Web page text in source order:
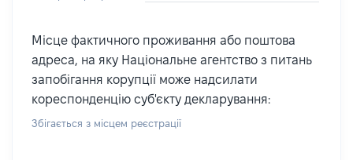
Місце фактичного проживання або поштова
адреса, на яку Національне агентство з питань
запобігання корупції може надсилати
кореспонденцію суб'єкту декларування:
Збігається з місцем реєстрації